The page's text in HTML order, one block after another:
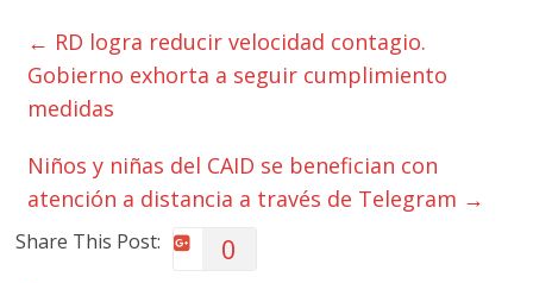
← RD logra reducir velocidad contagio.
Gobierno exhorta a seguir cumplimiento
medidas
Niños y niñas del CAID se benefician con
atención a distancia a través de Telegram →
Share This Post: 0